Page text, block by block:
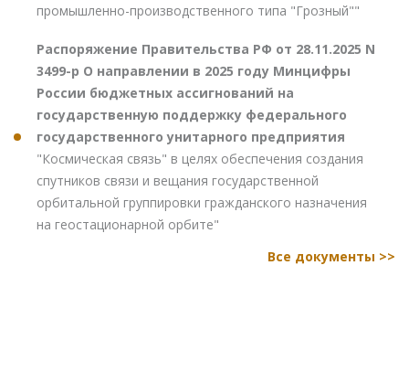
промышленно-производственного типа "Грозный""
Распоряжение Правительства РФ от 28.11.2025 N
3499-р О направлении в 2025 году Минцифры
России бюджетных ассигнований на
государственную поддержку федерального
государственного унитарного предприятия
"Космическая связь" в целях обеспечения создания
спутников связи и вещания государственной
орбитальной группировки гражданского назначения
на геостационарной орбите"
Все документы >>